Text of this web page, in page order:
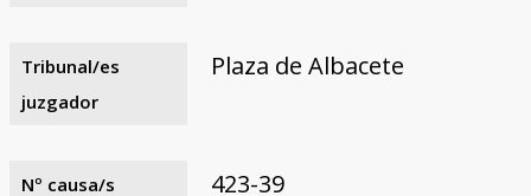
Tribunal/es
juzgador
Plaza de Albacete
Nº causa/s 423-39